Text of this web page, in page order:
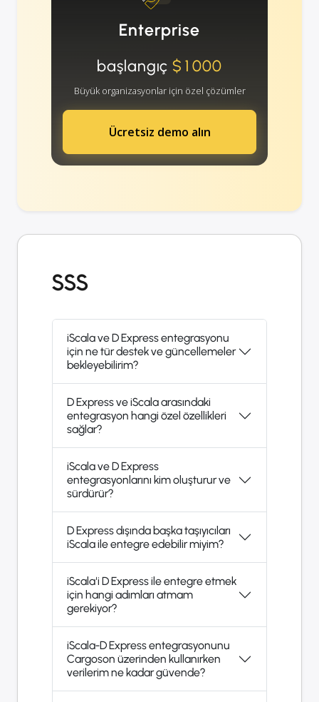
Enterprise
başlangıç$1000
Büyük organizasyonlar için özel çözümler
Ücretsiz demo alın
SSS
iScala ve D Express entegrasyonu
için ne tür destek ve güncellemeler
bekleyebilirim?
D Express ve iScala arasındaki
entegrasyon hangi özel özellikleri
sağlar?
iScala ve D Express
entegrasyonlarını kim oluşturur ve
sürdürür?
D Express dışında başka taşıyıcıları
iScala ile entegre edebilir miyim?
iScala'i D Express ile entegre etmek
için hangi adımları atmam
gerekiyor?
iScala-D Express entegrasyonunu
Cargoson üzerinden kullanırken
verilerim ne kadar güvende?